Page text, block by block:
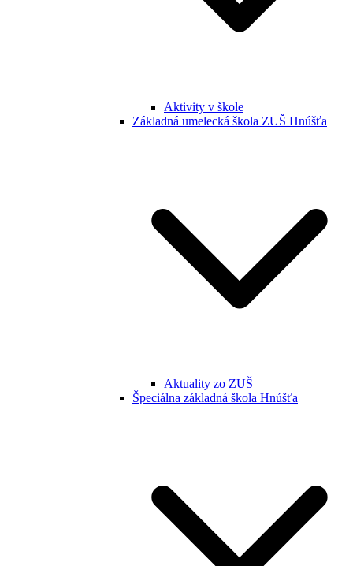
Aktivity v škole
Základná umelecká škola ZUŠ Hnúšťa
Aktuality zo ZUŠ
Špeciálna základná škola Hnúšťa